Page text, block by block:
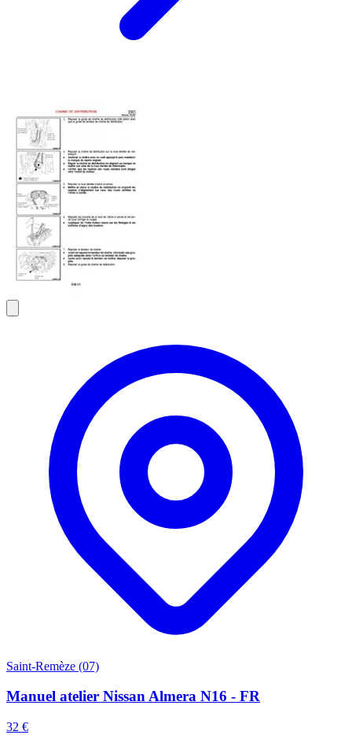
Saint-Remèze (07)
Manuel atelier Nissan Almera N16 - FR
32 €